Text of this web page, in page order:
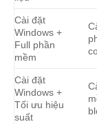
Cài đặt
Windows +
Full phần
mềm
Cài đặt
Windows +
Tối ưu hiệu
suất